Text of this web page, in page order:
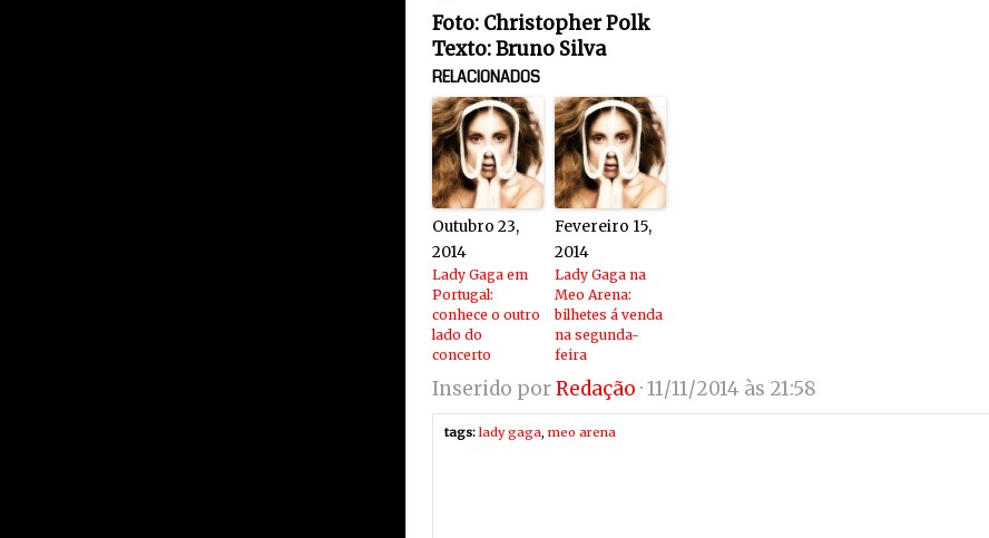
Foto: Christopher Polk
Texto: Bruno Silva
RELACIONADOS
Outubro 23,
2014
Lady Gaga em
Portugal:
conhece o outro
lado do
concerto
Fevereiro 15,
2014
Lady Gaga na
Meo Arena:
bilhetes á venda
na segunda-
feira
Inserido porRedação · 11/11/2014 às 21:58
tags: lady gaga, meo arena